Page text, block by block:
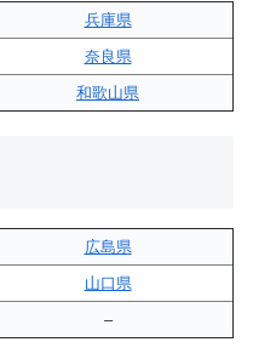
兵庫県
奈良県
和歌山県
広島県
山口県
–